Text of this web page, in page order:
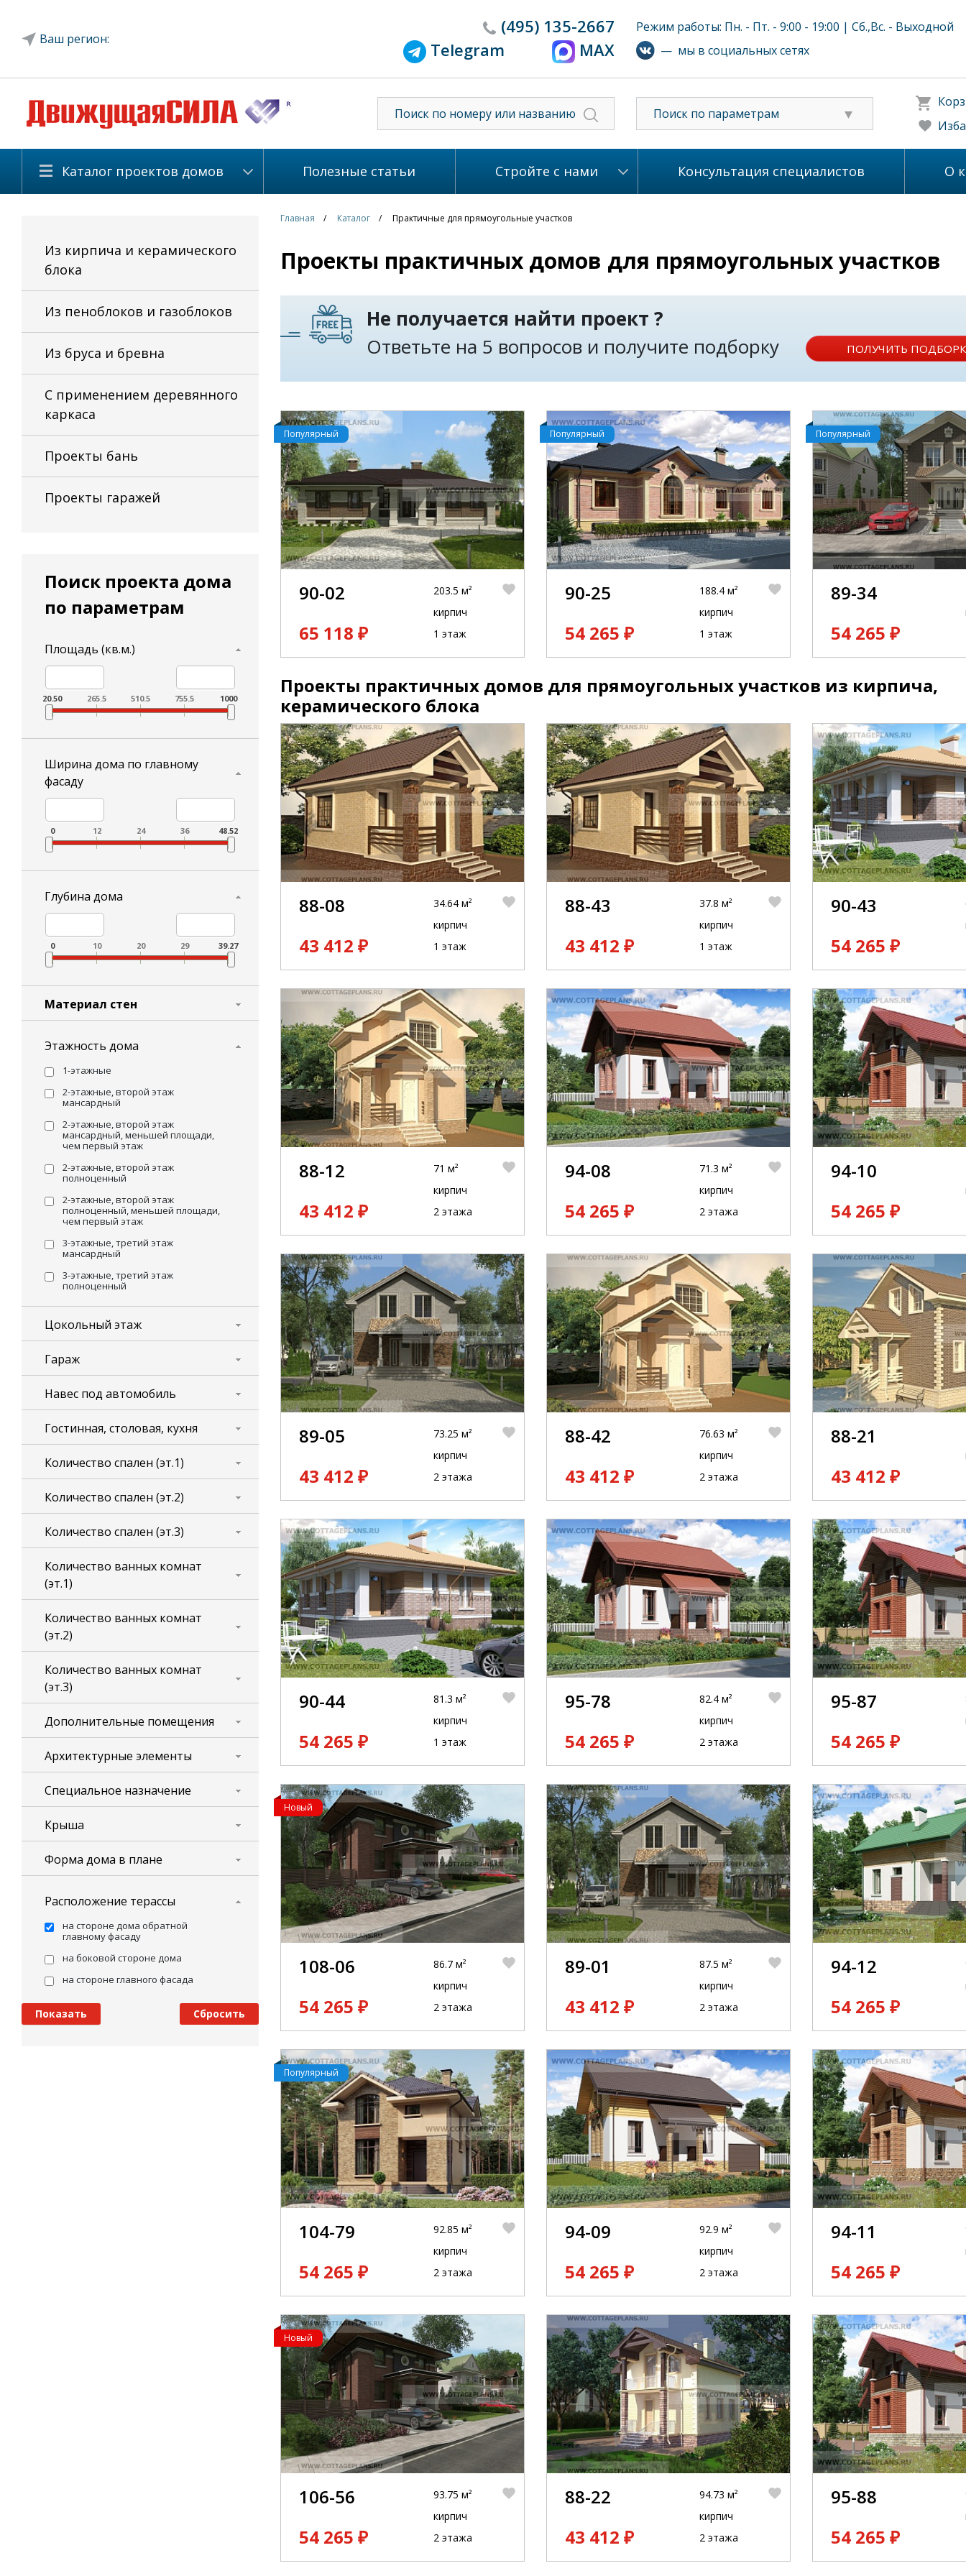
Ваш регион:
(495) 135-2667
Telegram
MAX
Режим работы: Пн. - Пт. - 9:00 - 19:00 | Сб.,Вс. - Выходной
— мы в социальных сетях
Поиск по параметрам
Каталог проектов домов Полезные статьи Стройте с нами Консультация специалистов О
Из кирпича и керамического
блока
Из пеноблоков и газоблоков
Из бруса и бревна
С применением деревянного
каркаса
Проекты бань
Проекты гаражей
Поиск проекта дома
по параметрам
Площадь (кв.м.)
20.50 265.5 510.5 755.5 1000
Ширина дома по главному
фасаду
0 12 24 36 48.52
Глубина дома
0 10 20 29 39.27
Материал стен
Этажность дома
1-этажные
2-этажные, второй этаж
мансардный
2-этажные, второй этаж
мансардный, меньшей площади,
чем первый этаж
2-этажные, второй этаж
полноценный
2-этажные, второй этаж
полноценный, меньшей площади,
чем первый этаж
3-этажные, третий этаж
мансардный
3-этажные, третий этаж
полноценный
Цокольный этаж
Гараж
Навес под автомобиль
Гостинная, столовая, кухня
Количество спален (эт.1)
Количество спален (эт.2)
Количество спален (эт.3)
Количество ванных комнат
(эт.1)
Количество ванных комнат
(эт.2)
Количество ванных комнат
(эт.3)
Дополнительные помещения
Архитектурные элементы
Специальное назначение
Крыша
Форма дома в плане
Расположение терассы
на стороне дома обратной
главному фасаду
на боковой стороне дома
на стороне главного фасада
Главная Каталог Практичные для прямоугольные участков
Проекты практичных домов для прямоугольных участков
Не получается найти проект ?
Ответьте на 5 вопросов и получите подборку
ПОЛУЧИТЬ
Популярный
90-02
65 118 ₽
203.5 м²
кирпич
1 этаж
Популярный
90-25
54 265 ₽
188.4 м²
кирпич
1 этаж
Популярный
89-34
54 265 ₽
Проекты практичных домов для прямоугольных участков из кирпича,
керамического блока
88-08
43 412 ₽
34.64 м²
кирпич
1 этаж
88-43
43 412 ₽
37.8 м²
кирпич
1 этаж
90-43
54 265 ₽
88-12
43 412 ₽
71 м²
кирпич
2 этажа
94-08
54 265 ₽
71.3 м²
кирпич
2 этажа
94-10
54 265 ₽
89-05
43 412 ₽
73.25 м²
кирпич
2 этажа
88-42
43 412 ₽
76.63 м²
кирпич
2 этажа
88-21
43 412 ₽
90-44
54 265 ₽
81.3 м²
кирпич
1 этаж
95-78
54 265 ₽
82.4 м²
кирпич
2 этажа
95-87
54 265 ₽
Новый
108-06
54 265 ₽
86.7 м²
кирпич
2 этажа
89-01
43 412 ₽
87.5 м²
кирпич
2 этажа
94-12
54 265 ₽
Популярный
104-79
54 265 ₽
92.85 м²
кирпич
2 этажа
94-09
54 265 ₽
92.9 м²
кирпич
2 этажа
94-11
54 265 ₽
Новый
106-56
54 265 ₽
93.75 м²
кирпич
2 этажа
88-22
43 412 ₽
94.73 м²
кирпич
2 этажа
95-88
54 265 ₽